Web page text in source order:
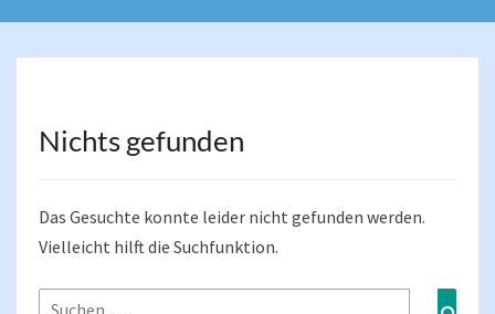
Nichts
Nichts gefunden
Das Gesuchte konnte leider nicht gefunden werden.
Vielleicht hilft die Suchfunktion.
Suchen